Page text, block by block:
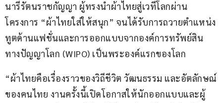
นารีรัตนราชกัญญา ผู้ทรงนำผ้าไทยสู่เวทีโลกผ่าน
โครงการ “ผ้าไทยใส่ให้สนุก” จนได้รับการถวายตำแหน่ง
ทูตด้านแฟชั่นและการออกแบบจากองค์การทรัพย์สิน
ทางปัญญาโลก (WIPO) เป็นพระองค์แรกของโลก
“ผ้าไทยคือเรื่องราวของวิถีชีวิต วัฒนธรรม และอัตลักษณ์
ของคนไทย งานครั้งนี้เปิดโอกาสให้นักออกแบบและผู้